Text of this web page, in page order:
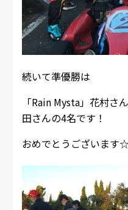
続いて準優勝は
「Rain Mysta」花村さ
田さんの4名です！
おめでとうございます